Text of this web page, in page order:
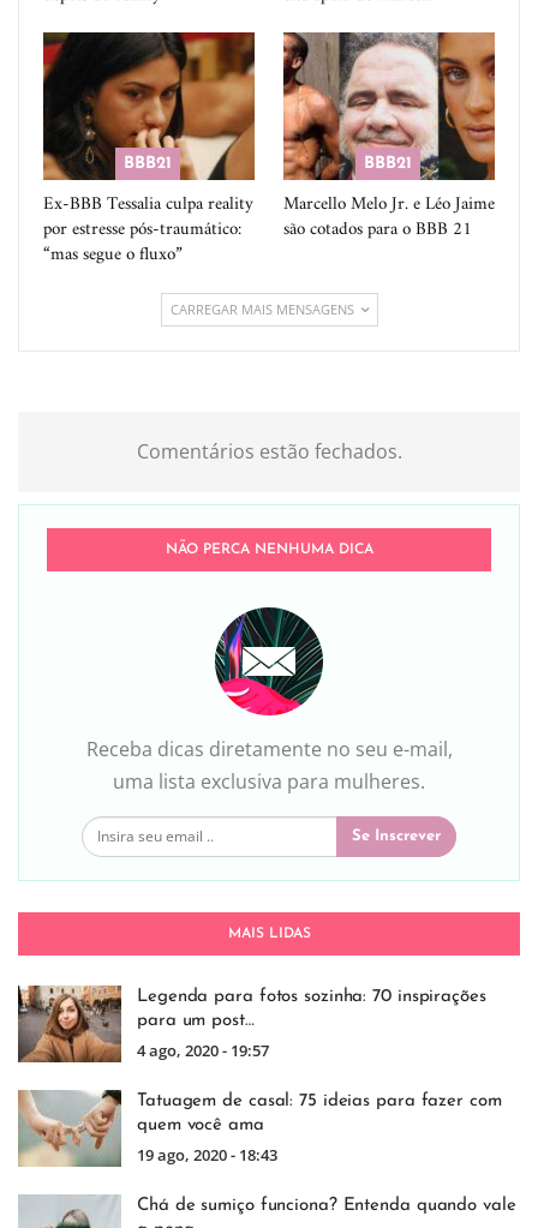
BBB21
Ex-BBB Tessalia culpa reality
por estresse pós-traumático:
“mas segue o fluxo”
BBB21
Marcello Melo Jr. e Léo Jaime
são cotados para o BBB 21
CARREGAR MAIS MENSAGENS
Comentários estão fechados.
NÃO PERCA NENHUMA DICA
Receba dicas diretamente no seu e-mail,
uma lista exclusiva para mulheres.
Se Inscrever
MAIS LIDAS
Legenda para fotos sozinha: 70 inspirações
para um post…
4 ago, 2020 - 19:57
Tatuagem de casal: 75 ideias para fazer com
quem você ama
19 ago, 2020 - 18:43
Chá de sumiço funciona? Entenda quando vale